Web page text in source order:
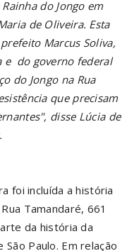
do Jongo em
de Oliveira. Esta
Marcus Soliva,
e do governo federal
do Jongo na Rua
que precisam
disse Lúcia de
foi incluída a história
Tamandaré, 661
da história da
Paulo. Em relação